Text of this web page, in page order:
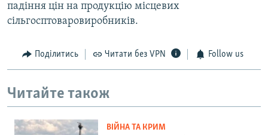
падіння цін на продукцію місцевих
сільгосптоваровиробників.
Поділитись Читати без VPN Follow us
Читайте також
ВІЙНА ТА КРИМ